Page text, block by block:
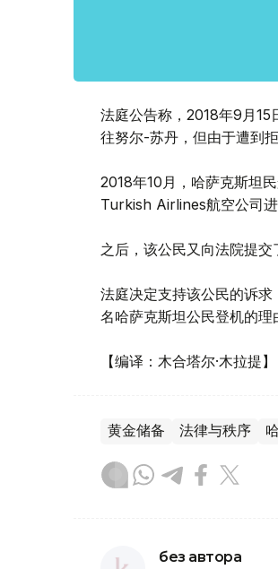
法庭公告称，2018年9月
往努尔-苏丹，但由于遭到
2018年10月，哈萨克斯坦
Turkish Airlines航空公司进
之后，该公民又向法院提交
法庭决定支持该公民的诉
名哈萨克斯坦公民登机的理
【编译：木合塔尔·木拉提】
黄金储备 法律与秩序
без автора